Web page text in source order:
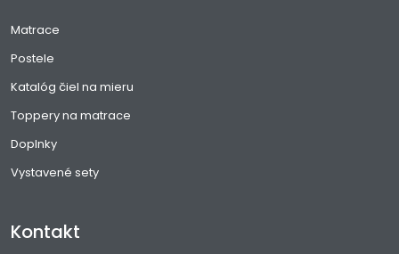
Matrace
Postele
Katalóg čiel na mieru
Toppery na matrace
Doplnky
Vystavené sety
Kontakt